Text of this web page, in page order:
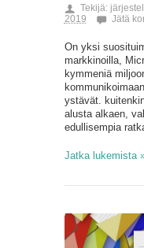
Tekijä:
2019
Jätä
On yksi
markkinoilla,
kymmeniä
ystävät.
alusta alkaen,
edullisempia
Jatka lukemista